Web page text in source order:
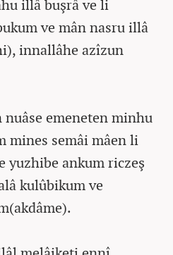
illâ buşrâ ve li
ve mân nasru illâ
innallâhe azîzun
emeneten minhu
mines semâi mâen li
yuzhibe ankum riczeş
kulûbikum ve